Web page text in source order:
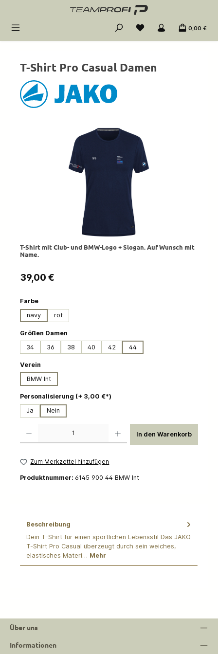
Zum Hauptinhalt springen
0,00 €
T-Shirt Pro Casual Damen
Bildergalerie überspringen
T-Shirt mit Club- und BMW-Logo + Slogan. Auf Wunsch mit
Name.
Regulärer Preis:
39,00 €
Farbeauswählen
navy
rot
Größen Damen
34
36 38 40 42 44
Verein
BMW Int
Personalisierung (+ 3,00 €*)
Ja
Nein
In den Warenkorb
Zum Merkzettel hinzufügen
Produktnummer: 6145 900 44 BMW Int
Beschreibung
Dein T-Shirt für einen sportlichen Lebensstil Das JAKO
T-Shirt Pro Casual überzeugt durch sein weiches,
elastisches Materi… Mehr
Über uns
Informationen